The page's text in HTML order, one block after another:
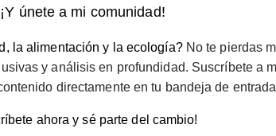
¡Y únete a mi comunidad!
la alimentación y la ecología?No te pierdas
y análisis en profundidad. Suscríbete a
directamente en tu bandeja de
ahora y sé parte del cambio!